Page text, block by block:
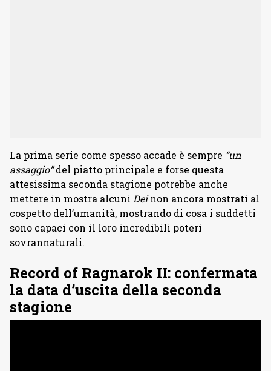
La prima serie come spesso accade è sempre “un
assaggio”del piatto principale e forse questa
attesissima seconda stagione potrebbe anche
mettere in mostra alcuni Deinon ancora mostrati al
cospetto dell’umanità, mostrando di cosa i suddetti
sono capaci con il loro incredibili poteri
sovrannaturali.
Record of Ragnarok II: confermata
la data d’uscita della seconda
stagione